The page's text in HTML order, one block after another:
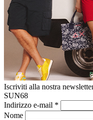
Iscriviti alla nostra
SUN68
Indirizzo e-mail *
Nome